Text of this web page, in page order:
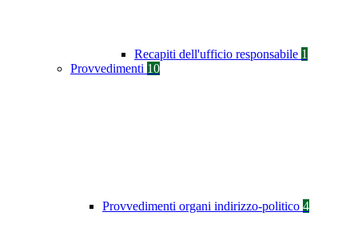
Recapiti dell'ufficio responsabile 1
Provvedimenti 10
Provvedimenti organi indirizzo-politico 4